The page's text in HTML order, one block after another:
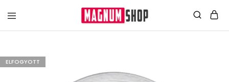
ELFOGYOTT